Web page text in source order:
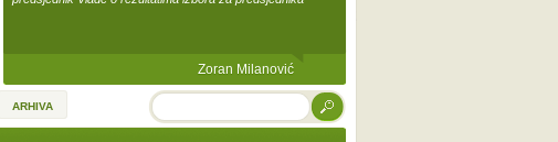
Zoran Milanović
ARHIVA TRAŽI